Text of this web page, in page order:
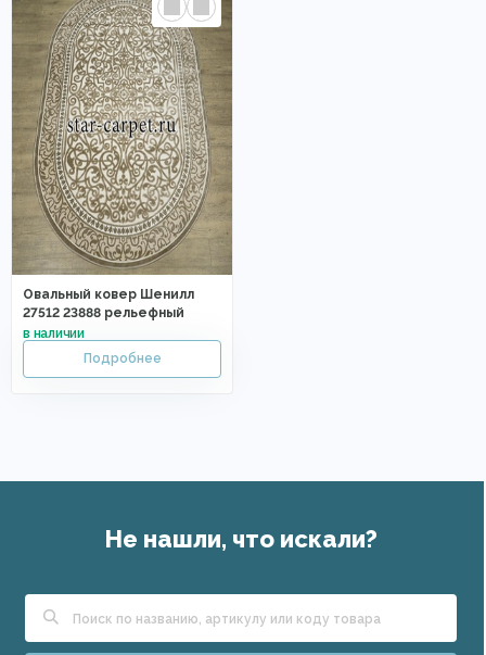
Овальный ковер Шенилл
27512 23888 рельефный
Не нашли, что искали?